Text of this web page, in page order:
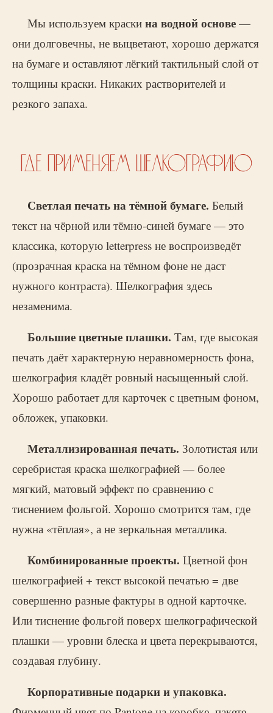
Мы используем краски на водной основе —
они долговечны, не выцветают, хорошо держатся
на бумаге и оставляют лёгкий тактильный слой от
толщины краски. Никаких растворителей и
резкого запаха.
ГДЕ ПРИМЕНЯЕМ ШЕЛКОГРАФИЮ
Светлая печать на тёмной бумаге. Белый
текст на чёрной или тёмно-синей бумаге — это
классика, которую letterpress не воспроизведёт
(прозрачная краска на тёмном фоне не даст
нужного контраста). Шелкография здесь
незаменима.
Большие цветные плашки. Там, где высокая
печать даёт характерную неравномерность фона,
шелкография кладёт ровный насыщенный слой.
Хорошо работает для карточек с цветным фоном,
обложек, упаковки.
Металлизированная печать. Золотистая или
серебристая краска шелкографией — более
мягкий, матовый эффект по сравнению с
тиснением фольгой. Хорошо смотрится там, где
нужна «тёплая», а не зеркальная металлика.
Комбинированные проекты. Цветной фон
шелкографией + текст высокой печатью = две
совершенно разные фактуры в одной карточке.
Или тиснение фольгой поверх шелкографической
плашки — уровни блеска и цвета перекрываются,
создавая глубину.
Корпоративные подарки и упаковка.